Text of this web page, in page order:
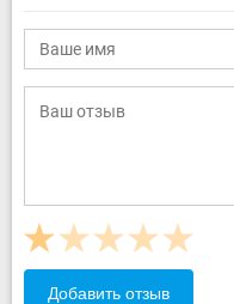
Добавить отзыв